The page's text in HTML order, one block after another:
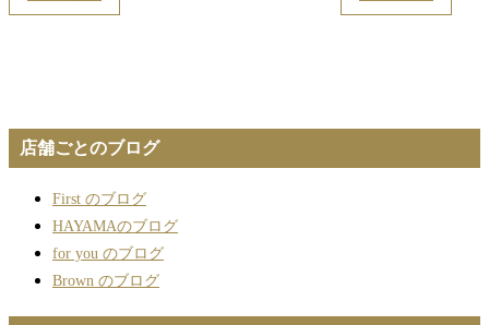
店舗ごとのブログ
First のブログ
HAYAMAのブログ
for you のブログ
Brown のブログ